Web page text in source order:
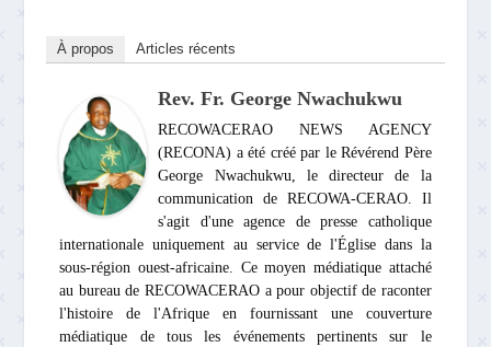
À propos Articles récents
Rev. Fr. George Nwachukwu
RECOWACERAO NEWS AGENCY
(RECONA) a été créé par le Révérend Père
George Nwachukwu, le directeur de la
communication de RECOWA-CERAO. Il
s'agit d'une agence de presse catholique
internationale uniquement au service de l'Église dans la
sous-région ouest-africaine. Ce moyen médiatique attaché
au bureau de RECOWACERAO a pour objectif de raconter
l'histoire de l'Afrique en fournissant une couverture
médiatique de tous les événements pertinents sur le